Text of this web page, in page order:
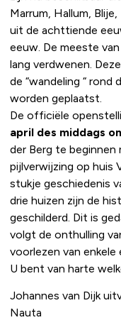
Marrum, Hallum,
uit de achttiende
eeuw. De meeste
lang verdwenen.
de “wandeling “
worden geplaatst.
De officiële
april des middags
der Berg te
pijlverwijzing op huis
stukje geschiedenis
drie huizen zijn de
geschilderd. Dit is
volgt de onthulling
voorlezen van enkele
U bent van harte
Johannes van Dijk
Nauta